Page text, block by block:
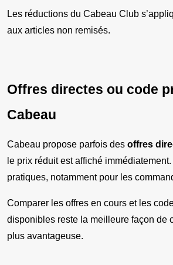
Les réductions du Cabeau Club
aux articles non remisés.
Offres directes ou code
Cabeau
Cabeau propose parfois des offres
le prix réduit est affiché
pratiques, notamment pour les
Comparer les offres en cours et les
disponibles reste la meilleure façon de
plus avantageuse.